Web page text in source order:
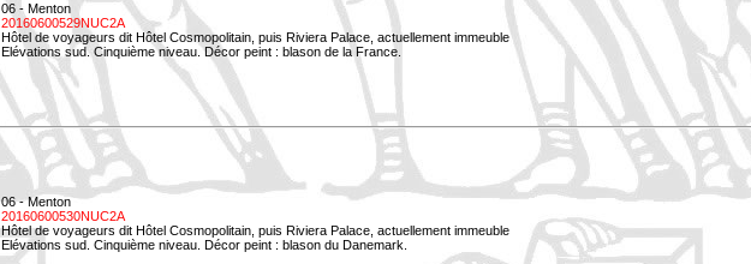
06 - Menton
20160600529NUC2A
Hôtel de voyageurs dit Hôtel Cosmopolitain, puis Riviera Palace, actuellement immeuble
Elévations sud. Cinquième niveau. Décor peint : blason de la France.
06 - Menton
20160600530NUC2A
Hôtel de voyageurs dit Hôtel Cosmopolitain, puis Riviera Palace, actuellement immeuble
Elévations sud. Cinquième niveau. Décor peint : blason du Danemark.